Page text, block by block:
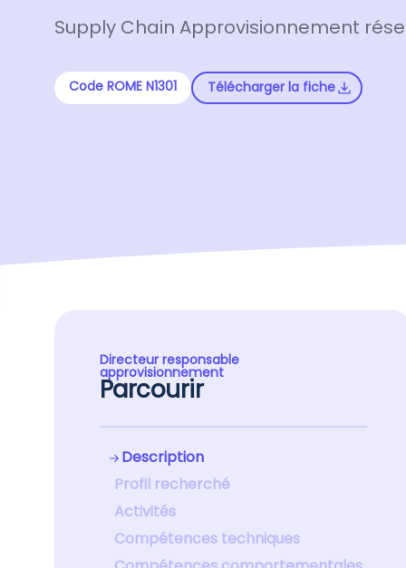
Supply Chain Approvisionnement
Code ROME N1301 Télécharger la fiche
Directeur responsable
approvisionnement
Parcourir
Description
Profil recherché
Activités
Compétences techniques